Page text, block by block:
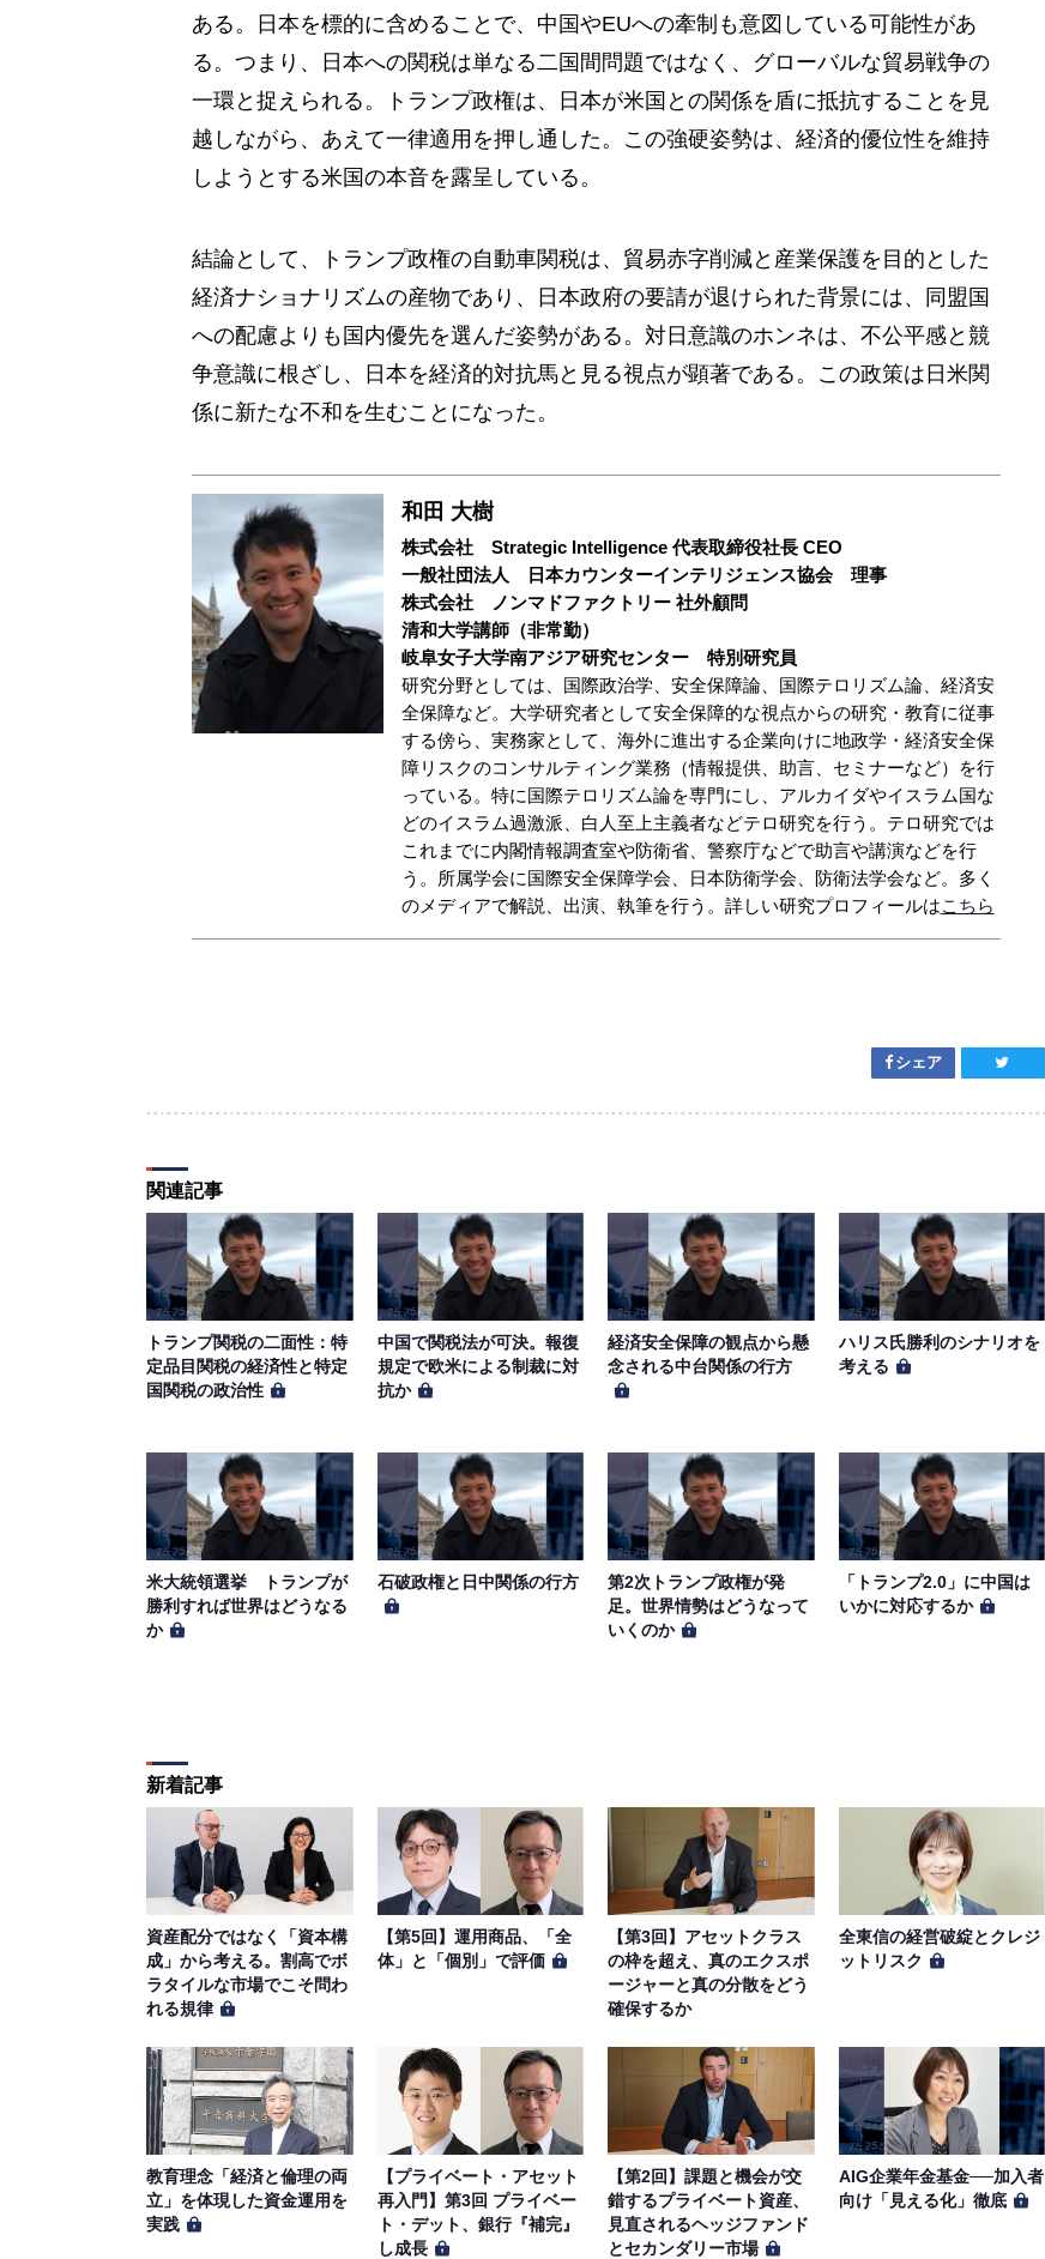
ある。日本を標的に含めることで、中国やEUへの牽制も意図している可能性があ
る。つまり、日本への関税は単なる二国間問題ではなく、グローバルな貿易戦争の
一環と捉えられる。トランプ政権は、日本が米国との関係を盾に抵抗することを見
越しながら、あえて一律適用を押し通した。この強硬姿勢は、経済的優位性を維持
しようとする米国の本音を露呈している。
結論として、トランプ政権の自動車関税は、貿易赤字削減と産業保護を目的とした
経済ナショナリズムの産物であり、日本政府の要請が退けられた背景には、同盟国
への配慮よりも国内優先を選んだ姿勢がある。対日意識のホンネは、不公平感と競
争意識に根ざし、日本を経済的対抗馬と見る視点が顕著である。この政策は日米関
係に新たな不和を生むことになった。
和田 大樹
株式会社 Strategic Intelligence 代表取締役社長 CEO
一般社団法人 日本カウンターインテリジェンス協会 理事
株式会社 ノンマドファクトリー 社外顧問
清和大学講師（非常勤）
岐阜女子大学南アジア研究センター 特別研究員
研究分野としては、国際政治学、安全保障論、国際テロリズム論、経済安
全保障など。大学研究者として安全保障的な視点からの研究・教育に従事
する傍ら、実務家として、海外に進出する企業向けに地政学・経済安全保
障リスクのコンサルティング業務（情報提供、助言、セミナーなど）を行
っている。特に国際テロリズム論を専門にし、アルカイダやイスラム国な
どのイスラム過激派、白人至上主義者などテロ研究を行う。テロ研究では
これまでに内閣情報調査室や防衛省、警察庁などで助言や講演などを行
う。所属学会に国際安全保障学会、日本防衛学会、防衛法学会など。多く
のメディアで解説、出演、執筆を行う。詳しい研究プロフィールはこちら
シェア
関連記事
トランプ関税の二面性：特
定品目関税の経済性と特定
国関税の政治性
中国で関税法が可決。報復
規定で欧米による制裁に対
抗か
経済安全保障の観点から懸
念される中台関係の行方
ハリス氏勝利のシナリオを
考える
米大統領選挙 トランプが
勝利すれば世界はどうなる
か
石破政権と日中関係の行方
第2次トランプ政権が発
足。世界情勢はどうなって
いくのか
「トランプ2.0」に中国は
いかに対応するか
新着記事
資産配分ではなく「資本構
成」から考える。割高でボ
ラタイルな市場でこそ問わ
れる規律
【第5回】運用商品、「全
体」と「個別」で評価
【第3回】アセットクラス
の枠を超え、真のエクスポ
ージャーと真の分散をどう
確保するか
全東信の経営破綻とクレジ
ットリスク
教育理念「経済と倫理の両
立」を体現した資金運用を
実践
【プライベート・アセット
再入門】第3回 プライベー
ト・デット、銀行『補完』
し成長
【第2回】課題と機会が交
錯するプライベート資産、
見直されるヘッジファンド
とセカンダリー市場
AIG企業年金基金──加入者
向け「見える化」徹底